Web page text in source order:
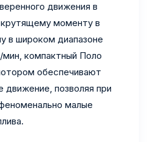
движения в
моменту в
в широком диапазоне
компактный Поло
обеспечивают
движение, позволяя при
малые